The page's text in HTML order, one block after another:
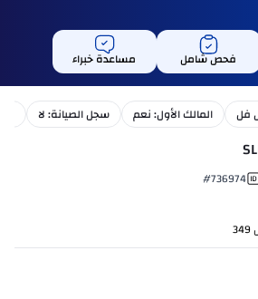
فحص شامل مساعدة خبراء
فل المالك الأول: نعم سجل الصيانة: لا
#736974
349